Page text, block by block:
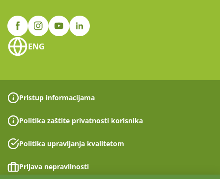
ENG
Pristup informacijama
Politika zaštite privatnosti korisnika
Politika upravljanja kvalitetom
Prijava nepravilnosti